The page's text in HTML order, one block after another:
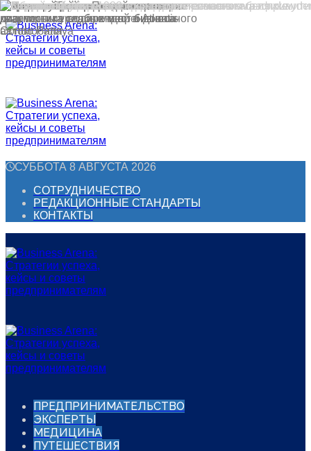
СУББОТА 8 АВГУСТА 2026
СОТРУДНИЧЕСТВО
РЕДАКЦИОННЫЕ СТАНДАРТЫ
КОНТАКТЫ
ПРЕДПРИНИМАТЕЛЬСТВО
ЭКСПЕРТЫ
МЕДИЦИНА
ПУТЕШЕСТВИЯ